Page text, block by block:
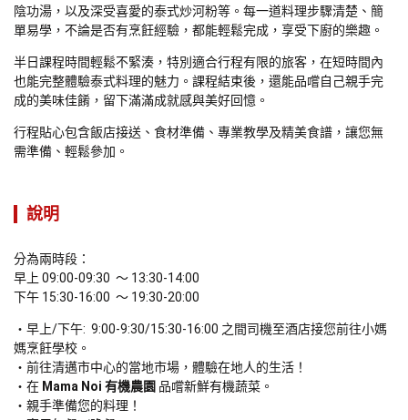
陰功湯，以及深受喜愛的泰式炒河粉等。每一道料理步驟清楚、簡
單易學，不論是否有烹飪經驗，都能輕鬆完成，享受下廚的樂趣。
半日課程時間輕鬆不緊湊，特別適合行程有限的旅客，在短時間內
也能完整體驗泰式料理的魅力。課程結束後，還能品嚐自己親手完
成的美味佳餚，留下滿滿成就感與美好回憶。
行程貼心包含飯店接送、食材準備、專業教學及精美食譜，讓您無
需準備、輕鬆參加。
說明
分為兩時段：
早上 09:00-09:30  ～ 13:30-14:00
下午 15:30-16:00  ～ 19:30-20:00
早上/下午:  9:00-9:30/15:30-16:00 之間司機至酒店接您前往小媽
媽烹飪學校。
前往清邁市中心的當地市場，體驗在地人的生活！
在 Mama Noi 有機農園 品嚐新鮮有機蔬菜。
親手準備您的料理！